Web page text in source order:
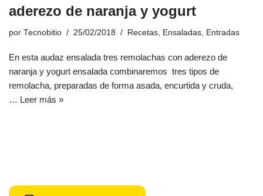
aderezo de naranja y yogurt
por Tecnobitio 25/02/2018 Recetas Ensaladas Entradas
En esta audaz ensalada tres remolachas con aderezo de
naranja y yogurt ensalada combinaremos tres tipos de
remolacha, preparadas de forma asada, encurtida y cruda,
… Leer más »